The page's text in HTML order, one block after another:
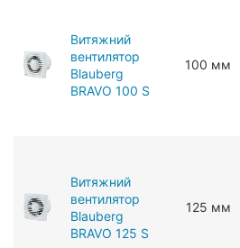
Витяжний
вентилятор
Blauberg
BRAVO 100 S
100 мм
Витяжний
вентилятор
Blauberg
BRAVO 125 S
125 мм